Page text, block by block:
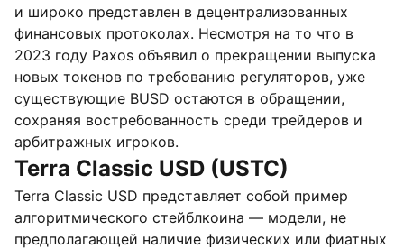
и широко представлен в децентрализованных
финансовых протоколах. Несмотря на то что в
2023 году Paxos объявил о прекращении выпуска
новых токенов по требованию регуляторов, уже
существующие BUSD остаются в обращении,
сохраняя востребованность среди трейдеров и
арбитражных игроков.
Terra Classic USD (USTC)
Terra Classic USD представляет собой пример
алгоритмического стейблкоина — модели, не
предполагающей наличие физических или фиатных